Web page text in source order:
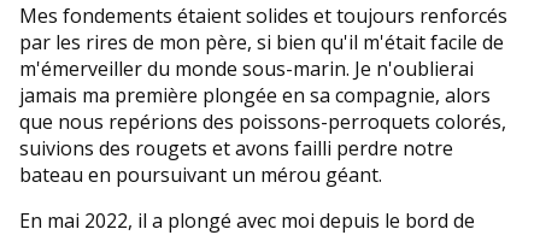
Mes fondements étaient solides et toujours renforcés
par les rires de mon père, si bien qu'il m'était facile de
m'émerveiller du monde sous-marin. Je n'oublierai
jamais ma première plongée en sa compagnie, alors
que nous repérions des poissons-perroquets colorés,
suivions des rougets et avons failli perdre notre
bateau en poursuivant un mérou géant.
En mai 2022, il a plongé avec moi depuis le bord de